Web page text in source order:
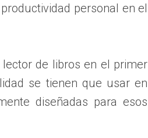
personal en el
de libros en el primer
se tienen que usar en
diseñadas para esos